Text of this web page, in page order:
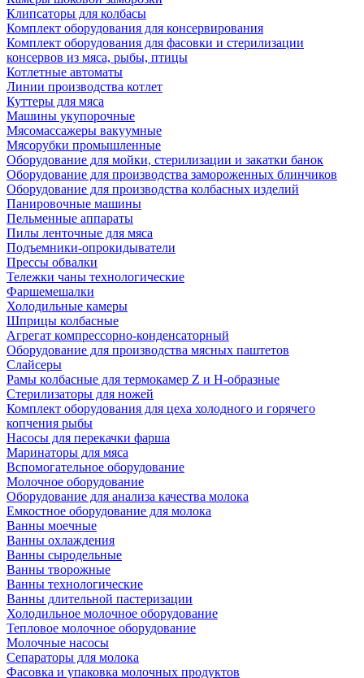
Клипсаторы для колбасы
Комплект оборудования для консервирования
Комплект оборудования для фасовки и стерилизации
консервов из мяса, рыбы, птицы
Котлетные автоматы
Линии производства котлет
Куттеры для мяса
Машины укупорочные
Мясомассажеры вакуумные
Мясорубки промышленные
Оборудование для мойки, стерилизации и закатки банок
Оборудование для производства замороженных блинчиков
Оборудование для производства колбасных изделий
Панировочные машины
Пельменные аппараты
Пилы ленточные для мяса
Подъемники-опрокидыватели
Прессы обвалки
Тележки чаны технологические
Фаршемешалки
Холодильные камеры
Шприцы колбасные
Агрегат компрессорно-конденсаторный
Оборудование для производства мясных паштетов
Слайсеры
Рамы колбасные для термокамер Z и H-образные
Стерилизаторы для ножей
Комплект оборудования для цеха холодного и горячего
копчения рыбы
Насосы для перекачки фарша
Маринаторы для мяса
Вспомогательное оборудование
Молочное оборудование
Оборудование для анализа качества молока
Емкостное оборудование для молока
Ванны моечные
Ванны охлаждения
Ванны сыродельные
Ванны творожные
Ванны технологические
Ванны длительной пастеризации
Холодильное молочное оборудование
Тепловое молочное оборудование
Молочные насосы
Сепараторы для молока
Фасовка и упаковка молочных продуктов